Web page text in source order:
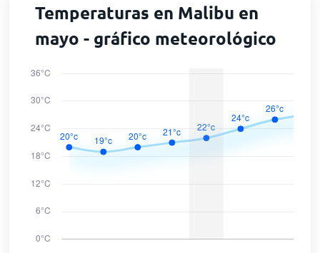
Temperaturas en Malibu en
mayo - gráfico meteorológico